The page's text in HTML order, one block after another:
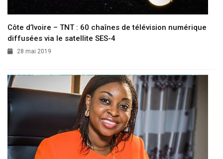
Côte d’Ivoire – TNT : 60 chaînes de télévision numérique
diffusées via le satellite SES-4
28 mai 2019